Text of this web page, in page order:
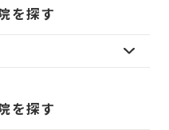
を探す
を探す